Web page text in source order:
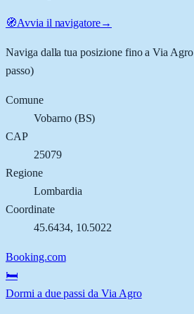
🧭Avvia il navigatore→
Naviga dalla tua posizione fino aVia Agro
passo)
Comune
Vobarno(BS)
CAP
25079
Regione
Lombardia
Coordinate
45.6434, 10.5022
Booking.com
🛏️
Dormi a due passi da Via Agro